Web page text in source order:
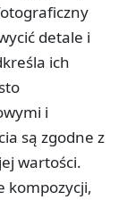
detale i
ich
i
są zgodne z
wartości.
kompozycji,